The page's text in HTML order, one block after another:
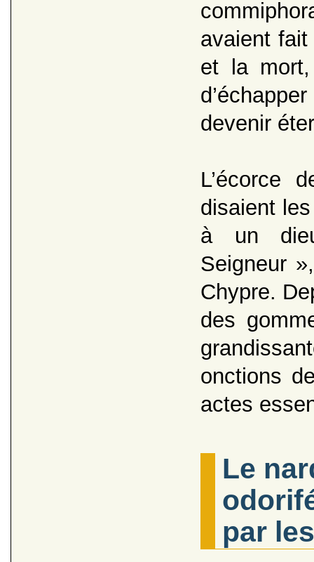
avaient
et la
devenir
L’écorce
disaient
à un
Seigneur
Chypre.
des
onctions
actes
Le
par